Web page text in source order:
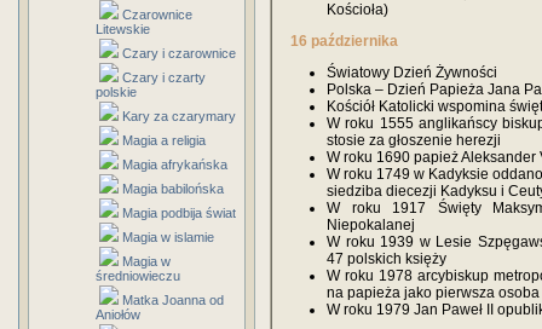
Czarownice
Litewskie
Czary i czarownice
Czary i czarty
polskie
Kary za czarymary
Magia a religia
Magia afrykańska
Magia babilońska
Magia podbija świat
Magia w islamie
Magia w
średniowieczu
Matka Joanna od
Aniołów
Kościoła)
16 października
Światowy Dzień Żywności
Polska – Dzień Papieża Jana
Kościół Katolicki wspomina
W roku 1555 anglikańscy
stosie za głoszenie herezji
W roku 1690 papież Aleksander
W roku 1749 w Kadyksie
siedziba diecezji Kadyksu i
W roku 1917 Święty
Niepokalanej
W roku 1939 w Lesie
47 polskich księży
W roku 1978 arcybiskup
na papieża jako pierwsza osoba
W roku 1979 Jan Paweł II